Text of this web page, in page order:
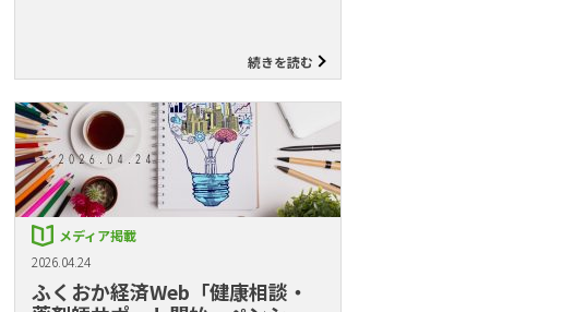
続きを読む
メディア掲載
2026.04.24
ふくおか経済Web「健康相談・